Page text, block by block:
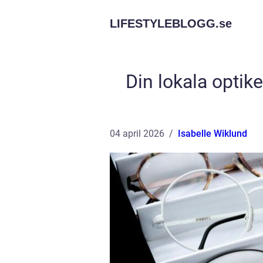
LIFESTYLEBLOGG.se
Din lokala
04 april 2026 Isabelle Wiklund